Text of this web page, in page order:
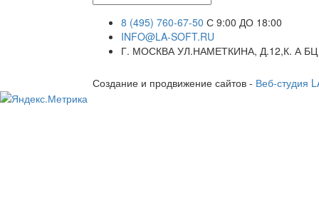
8 (495) 760-67-50 С 9:00 ДО 18:00
INFO@LA-SOFT.RU
Г. МОСКВА УЛ.НАМЕТКИНА, Д.12,К. А
Создание и продвижение сайтов - Веб-студия